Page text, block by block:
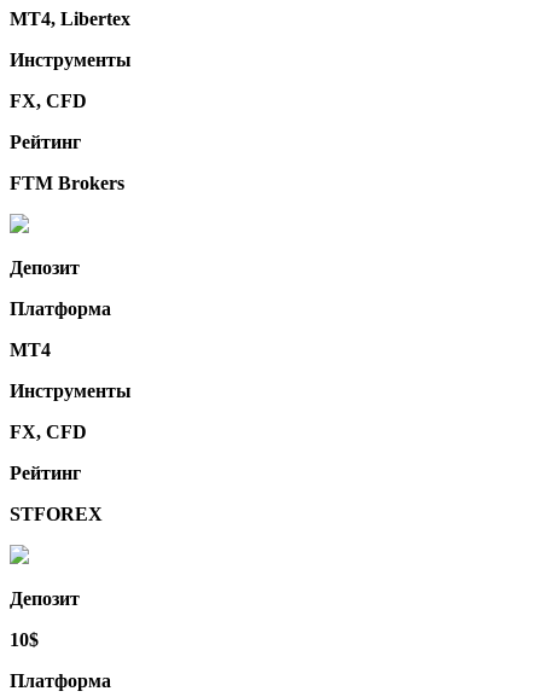
MT4, Libertex
Инструменты
FX, CFD
Рейтинг
FTM Brokers
Депозит
Платформа
MT4
Инструменты
FX, CFD
Рейтинг
STFOREX
Депозит
10$
Платформа